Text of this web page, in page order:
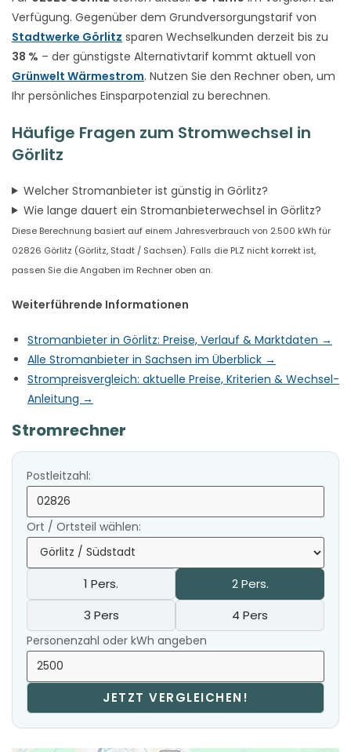
Verfügung. Gegenüber dem Grundversorgungstarif von
Stadtwerke Görlitz sparen Wechselkunden derzeit bis zu
38 % – der günstigste Alternativtarif kommt aktuell von
Grünwelt Wärmestrom. Nutzen Sie den Rechner oben, um
Ihr persönliches Einsparpotenzial zu berechnen.
Häufige Fragen zum Stromwechsel in
Görlitz
Welcher Stromanbieter ist günstig in Görlitz?
Wie lange dauert ein Stromanbieterwechsel in Görlitz?
Diese Berechnung basiert auf einem Jahresverbrauch von 2.500 kWh für
02826 Görlitz (Görlitz, Stadt / Sachsen). Falls die PLZ nicht korrekt ist,
passen Sie die Angaben im Rechner oben an.
Weiterführende Informationen
Stromanbieter in Görlitz: Preise, Verlauf & Marktdaten →
Alle Stromanbieter in Sachsen im Überblick →
Strompreisvergleich: aktuelle Preise, Kriterien & Wechsel-
Anleitung →
Stromrechner
Postleitzahl:
Ort / Ortsteil wählen:
1 Pers.
2 Pers.
3 Pers
4 Pers
Personenzahl oder kWh angeben
JETZT VERGLEICHEN!